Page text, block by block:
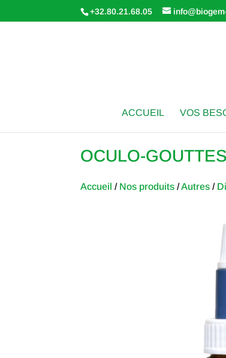
+32.80.21.68.05
ACCUEIL VOS
OCULO-GOUTTES
Accueil / Nos produits /Autres /